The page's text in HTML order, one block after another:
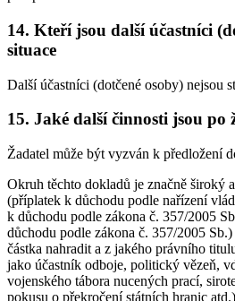
14. Kteří jsou další účastníci
situace
Další účastníci (dotčené osoby) nejsou
15. Jaké další činnosti jsou po
Žadatel může být vyzván k předložení
Okruh těchto dokladů je značně široký
(příplatek k důchodu podle nařízení
k důchodu podle zákona č. 357/2005
důchodu podle zákona č. 357/2005
částka nahradit a z jakého právního
jako účastník odboje, politický vězeň,
vojenského tábora nucených prací,
pokusu o překročení státních hranic